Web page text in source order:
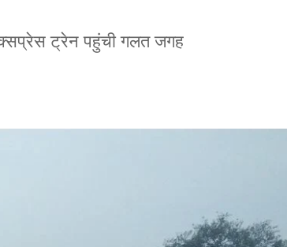
ट्रेन पहुंची गलत जगह